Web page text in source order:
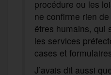
procédure ou les
ne confirme rien
êtres humains, qui
les services
cases et
J’avais dit aussi